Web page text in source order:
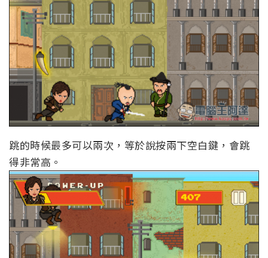
跳的時候最多可以兩次，等於說按兩下空白鍵，會跳
得非常高。